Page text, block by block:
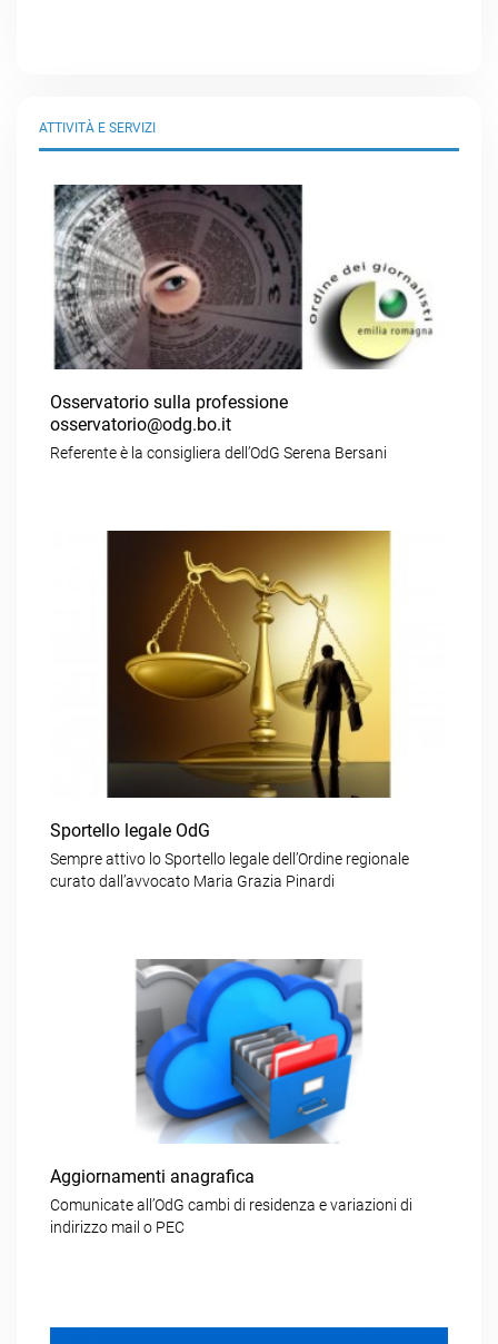
ATTIVITÀ E SERVIZI
Osservatorio sulla professione
osservatorio@odg.bo.it
Referente è la consigliera dell’OdG Serena Bersani
Sportello legale OdG
Sempre attivo lo Sportello legale dell’Ordine regionale
curato dall’avvocato Maria Grazia Pinardi
Aggiornamenti anagrafica
Comunicate all’OdG cambi di residenza e variazioni di
indirizzo mail o PEC